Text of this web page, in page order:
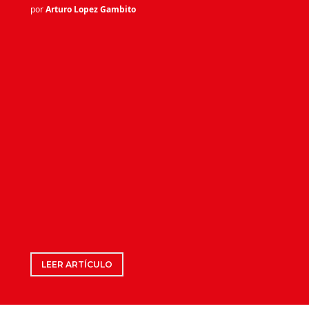
porArturo Lopez Gambito
LEER ARTÍCULO